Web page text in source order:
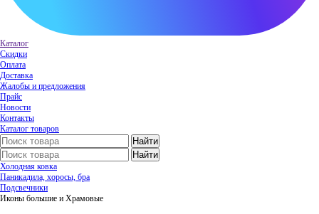
Каталог
Скидки
Оплата
Доставка
Жалобы и предложения
Прайс
Новости
Контакты
Каталог товаров
Холодная ковка
Паникадила, хоросы, бра
Подсвечники
Иконы большие и Храмовые